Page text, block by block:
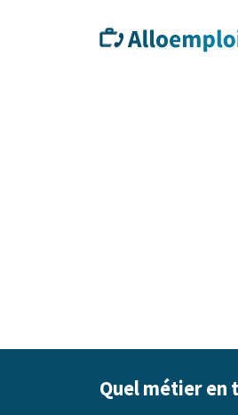
Quel métier en